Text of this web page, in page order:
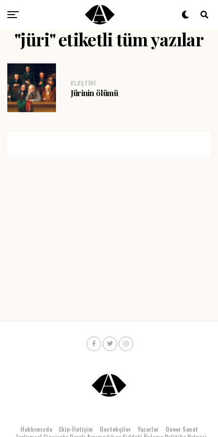
"jüri" etiketli tüm yazılar
ELEŞTIRI
Jürinin ölümü
Hakkımızda Ekip-İletişim Destekçiler Yazarlar
Queer Sanat